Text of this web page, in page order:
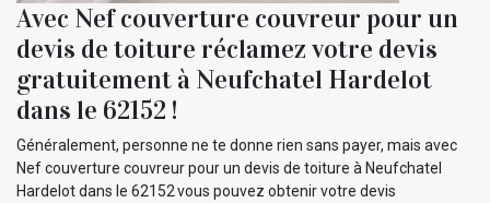
Avec Nef couverture couvreur pour un
devis de toiture réclamez votre devis
gratuitement à Neufchatel Hardelot
dans le 62152 !
Généralement, personne ne te donne rien sans payer, mais avec
Nef couverture couvreur pour un devis de toiture à Neufchatel
Hardelot dans le 62152 vous pouvez obtenir votre devis